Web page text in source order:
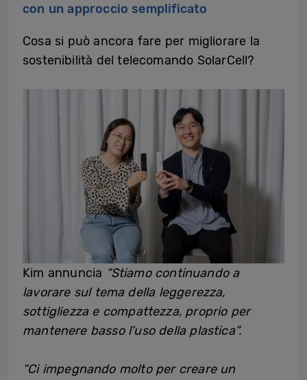
con un approccio semplificato
Cosa si può ancora fare per migliorare la
sostenibilità del telecomando SolarCell?
Kim annuncia “Stiamo continuando a
lavorare sul tema della leggerezza,
sottigliezza e compattezza, proprio per
mantenere basso l’uso della plastica”.
“Ci impegnando molto per creare un